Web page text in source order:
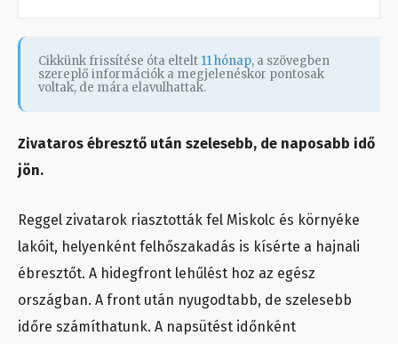
Cikkünk frissítése óta eltelt 11 hónap, a szövegben
szereplő információk a megjelenéskor pontosak
voltak, de mára elavulhattak.
Zivataros ébresztő után szelesebb, de naposabb idő
jön.
Reggel zivatarok riasztották fel Miskolc és környéke
lakóit, helyenként felhőszakadás is kísérte a hajnali
ébresztőt. A hidegfront lehűlést hoz az egész
országban. A front után nyugodtabb, de szelesebb
időre számíthatunk. A napsütést időnként